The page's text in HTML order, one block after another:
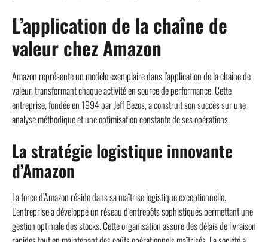
L’application de la chaîne de
valeur chez Amazon
Amazon représente un modèle exemplaire dans l’application de la chaîne de
valeur, transformant chaque activité en source de performance. Cette
entreprise, fondée en 1994 par Jeff Bezos, a construit son succès sur une
analyse méthodique et une optimisation constante de ses opérations.
La stratégie logistique innovante
d’Amazon
La force d’Amazon réside dans sa maîtrise logistique exceptionnelle.
L’entreprise a développé un réseau d’entrepôts sophistiqués permettant une
gestion optimale des stocks. Cette organisation assure des délais de livraison